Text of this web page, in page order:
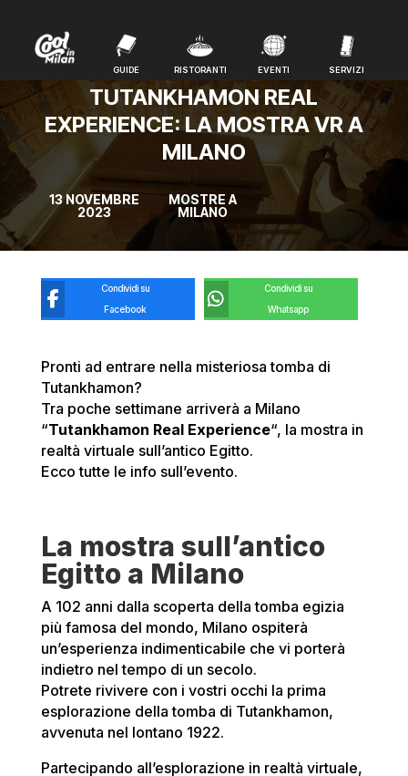
GUIDE RISTORANTI EVENTI SERVIZI
GUIDE RISTORANTI EVENTI SERVIZI
TUTANKHAMON REAL
EXPERIENCE: LA MOSTRA VR A
MILANO
13 NOVEMBRE
2023
MOSTRE A
MILANO
Condividi su
Facebook
Condividi su
Whatsapp
Pronti ad entrare nella misteriosa tomba di
Tutankhamon?
Tra poche settimane arriverà a Milano
“Tutankhamon Real Experience“, la mostra in
realtà virtuale sull’antico Egitto.
Ecco tutte le info sull’evento.
La mostra sull’antico
Egitto a Milano
A 102 anni dalla scoperta della tomba egizia
più famosa del mondo, Milano ospiterà
un’esperienza indimenticabile che vi porterà
indietro nel tempo di un secolo.
Potrete rivivere con i vostri occhi la prima
esplorazione della tomba di Tutankhamon,
avvenuta nel lontano 1922.
Partecipando all’esplorazione in realtà virtuale,